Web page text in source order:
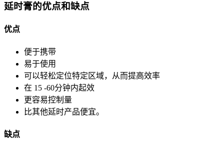
延时膏的优点和缺点
优点
便于携带
易于使用
可以轻松定位特定区域，从而提高效率
在 15 -60分钟内起效
更容易控制量
比其他延时产品便宜。
缺点